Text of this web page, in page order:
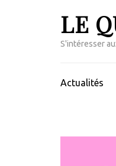
LE
S'intéresser
Actualités